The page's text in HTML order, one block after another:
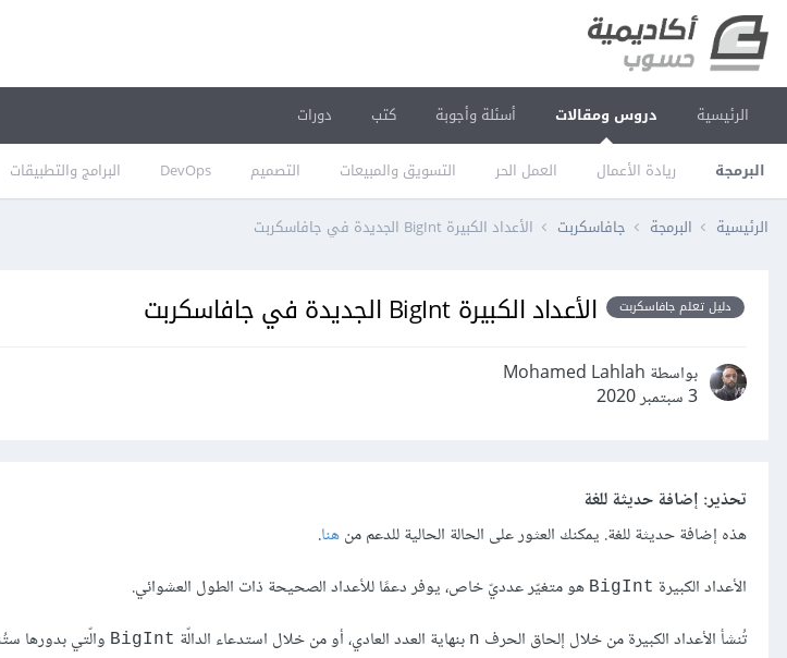
الرئيسية دروس ومقالات
البرمجة ريادة الأعمال العمل الحر التسويق والمبيعات التصميم DevOps البرامج والتطبيقات
أسئلة وأجوبة كتب دورات
الرئيسية البرمجة جافاسكربت الأعداد الكبيرة BigInt الجديدة في جافاسكربت
دليل تعلم جافاسكربت الأعداد الكبيرة BigInt الجديدة في جافاسكربت
بواسطة Mohamed Lahlah
3 سبتمبر 2020
تحذير: إضافة حديثة للغة
هذه إضافة حديثة للغة. يمكنك العثور على الحالة الحالية للدعم منهنا.
الأعداد الكبيرة BigInt هو متغيّر عدديّ خاص، يوفر دعمًا للأعداد الصحيحة ذات الطول العشوائي.
تُنشأ الأعداد الكبيرة من خلال إلحاق الحرف n بنهاية العدد العادي، أو من خلال استدعاء الدالّة BigInt والّتي بدورها